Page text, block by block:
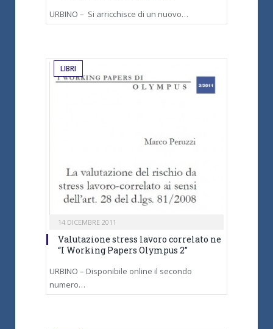
URBINO – Si arricchisce di un nuovo…
LIBRI
14 DICEMBRE 2011
Valutazione stress lavoro correlato ne
“I Working Papers Olympus 2”
URBINO – Disponibile online il secondo
numero…